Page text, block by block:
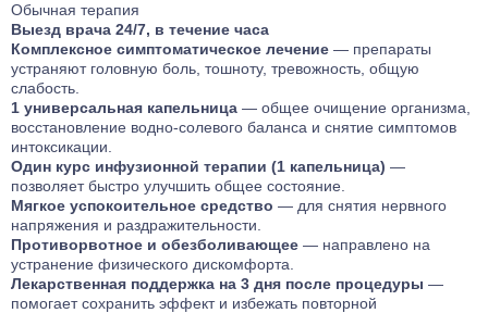
Обычная терапия
Выезд врача 24/7, в течение часа
Комплексное симптоматическое лечение — препараты
устраняют головную боль, тошноту, тревожность, общую
слабость.
1 универсальная капельница — общее очищение организма,
восстановление водно-солевого баланса и снятие симптомов
интоксикации.
Один курс инфузионной терапии (1 капельница) —
позволяет быстро улучшить общее состояние.
Мягкое успокоительное средство — для снятия нервного
напряжения и раздражительности.
Противорвотное и обезболивающее — направлено на
устранение физического дискомфорта.
Лекарственная поддержка на 3 дня после процедуры —
помогает сохранить эффект и избежать повторной